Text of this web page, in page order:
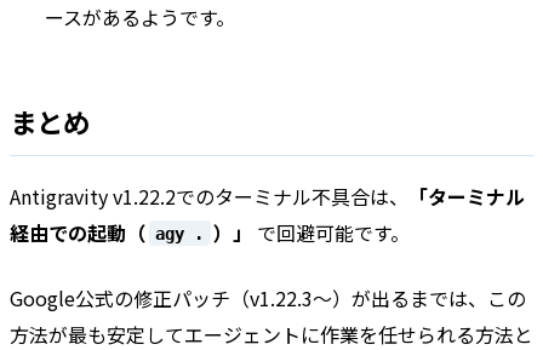
ースがあるようです。
まとめ
Antigravity v1.22.2でのターミナル不具合は、
「ターミナル
経由での起動（ agy . ）」 で回避可能です。
Google公式の修正パッチ（v1.22.3〜）が出るまでは、この
方法が最も安定してエージェントに作業を任せられる方法と